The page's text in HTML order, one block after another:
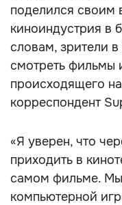
поделился своим
киноиндустрия в
словам, зрители
смотреть фильмы
происходящего
корреспондент
«Я уверен, что
приходить в
самом фильме. Мы
компьютерной